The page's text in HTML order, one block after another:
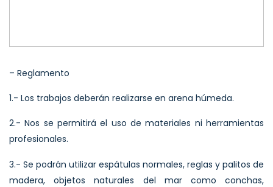
– Reglamento
1.- Los trabajos deberán realizarse en arena húmeda.
2.- Nos se permitirá el uso de materiales ni herramientas
profesionales.
3.- Se podrán utilizar espátulas normales, reglas y palitos de
madera, objetos naturales del mar como conchas,